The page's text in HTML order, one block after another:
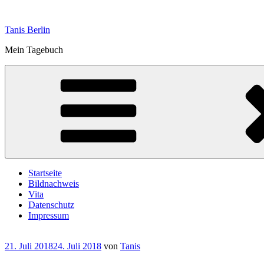
springen
Tanis Berlin
Mein Tagebuch
Startseite
Bildnachweis
Vita
Datenschutz
Impressum
Veröffentlicht
21. Juli 201824. Juli 2018 von Tanis